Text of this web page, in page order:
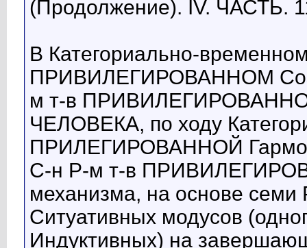
(Продолжение). IV. ЧАСТЬ.
В Категориально-
ПРИВИЛЕГИРОВАННОМ
м т-в
ЧЕЛОВЕКА, по ходу
ПРИЛЕГИРОВАННОЙ
С-н Р-м т-в
механизма, на основе
Ситуативных модусов
Индуктивных) на